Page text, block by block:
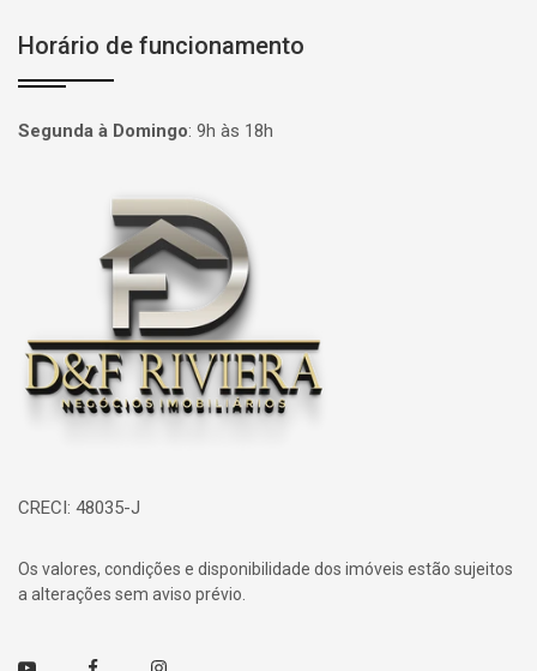
Horário de funcionamento
Segunda à Domingo: 9h às 18h
Página inicial
CRECI: 48035-J
Os valores, condições e disponibilidade dos imóveis estão sujeitos
a alterações sem aviso prévio.